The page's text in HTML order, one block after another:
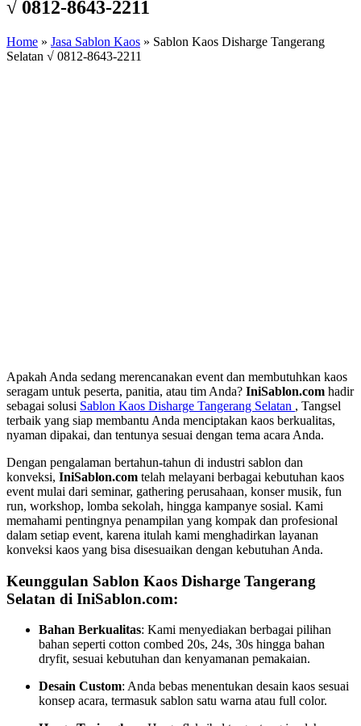
√ 0812-8643-2211
Home » Jasa Sablon Kaos » Sablon Kaos Disharge Tangerang
Selatan √ 0812-8643-2211
Apakah Anda sedang merencanakan event dan membutuhkan kaos
seragam untuk peserta, panitia, atau tim Anda? IniSablon.com hadir
sebagai solusi Sablon Kaos Disharge Tangerang Selatan , Tangsel
terbaik yang siap membantu Anda menciptakan kaos berkualitas,
nyaman dipakai, dan tentunya sesuai dengan tema acara Anda.
Dengan pengalaman bertahun-tahun di industri sablon dan
konveksi, IniSablon.com telah melayani berbagai kebutuhan kaos
event mulai dari seminar, gathering perusahaan, konser musik, fun
run, workshop, lomba sekolah, hingga kampanye sosial. Kami
memahami pentingnya penampilan yang kompak dan profesional
dalam setiap event, karena itulah kami menghadirkan layanan
konveksi kaos yang bisa disesuaikan dengan kebutuhan Anda.
Keunggulan Sablon Kaos Disharge Tangerang
Selatan di IniSablon.com:
Bahan Berkualitas: Kami menyediakan berbagai pilihan
bahan seperti cotton combed 20s, 24s, 30s hingga bahan
dryfit, sesuai kebutuhan dan kenyamanan pemakaian.
Desain Custom: Anda bebas menentukan desain kaos sesuai
konsep acara, termasuk sablon satu warna atau full color.